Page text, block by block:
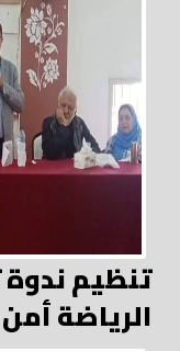
تنظيم
الرياضة